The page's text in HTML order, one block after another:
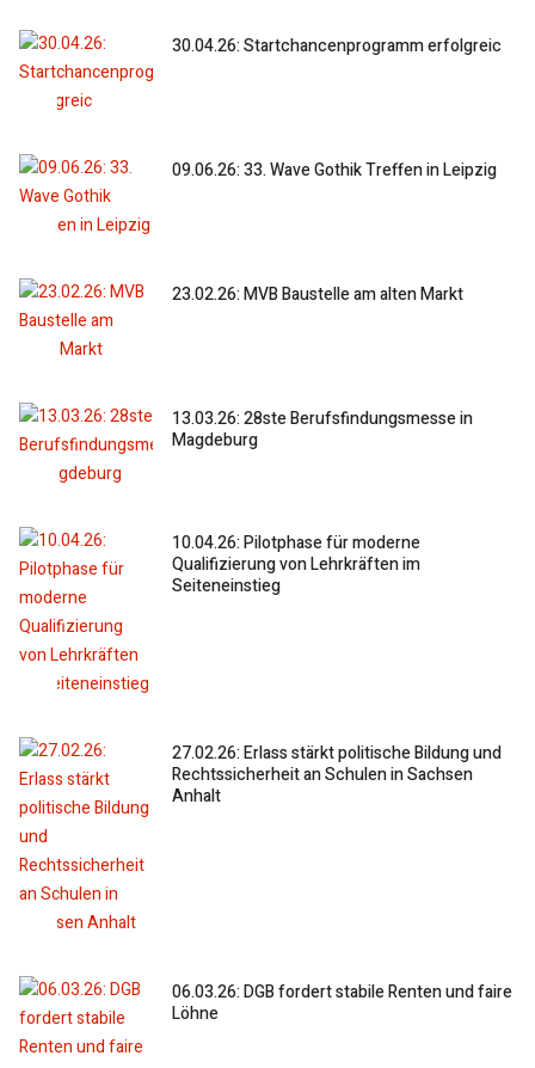
30.04.26: Startchancenprogramm erfolgreic
09.06.26: 33. Wave Gothik Treffen in Leipzig
23.02.26: MVB Baustelle am alten Markt
13.03.26: 28ste Berufsfindungsmesse in
Magdeburg
10.04.26: Pilotphase für moderne
Qualifizierung von Lehrkräften im
Seiteneinstieg
27.02.26: Erlass stärkt politische Bildung und
Rechtssicherheit an Schulen in Sachsen
Anhalt
06.03.26: DGB fordert stabile Renten und faire
Löhne